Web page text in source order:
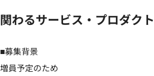
関わるサービス・プロダクト
■募集背景
増員予定のため